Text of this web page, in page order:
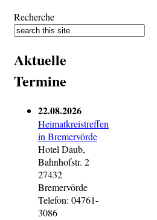
Recherche
Aktuelle
Termine
22.08.2026
Heimatkreistreffen
in Bremervörde
Hotel Daub,
Bahnhofstr. 2
27432
Bremervörde
Telefon: 04761-
3086